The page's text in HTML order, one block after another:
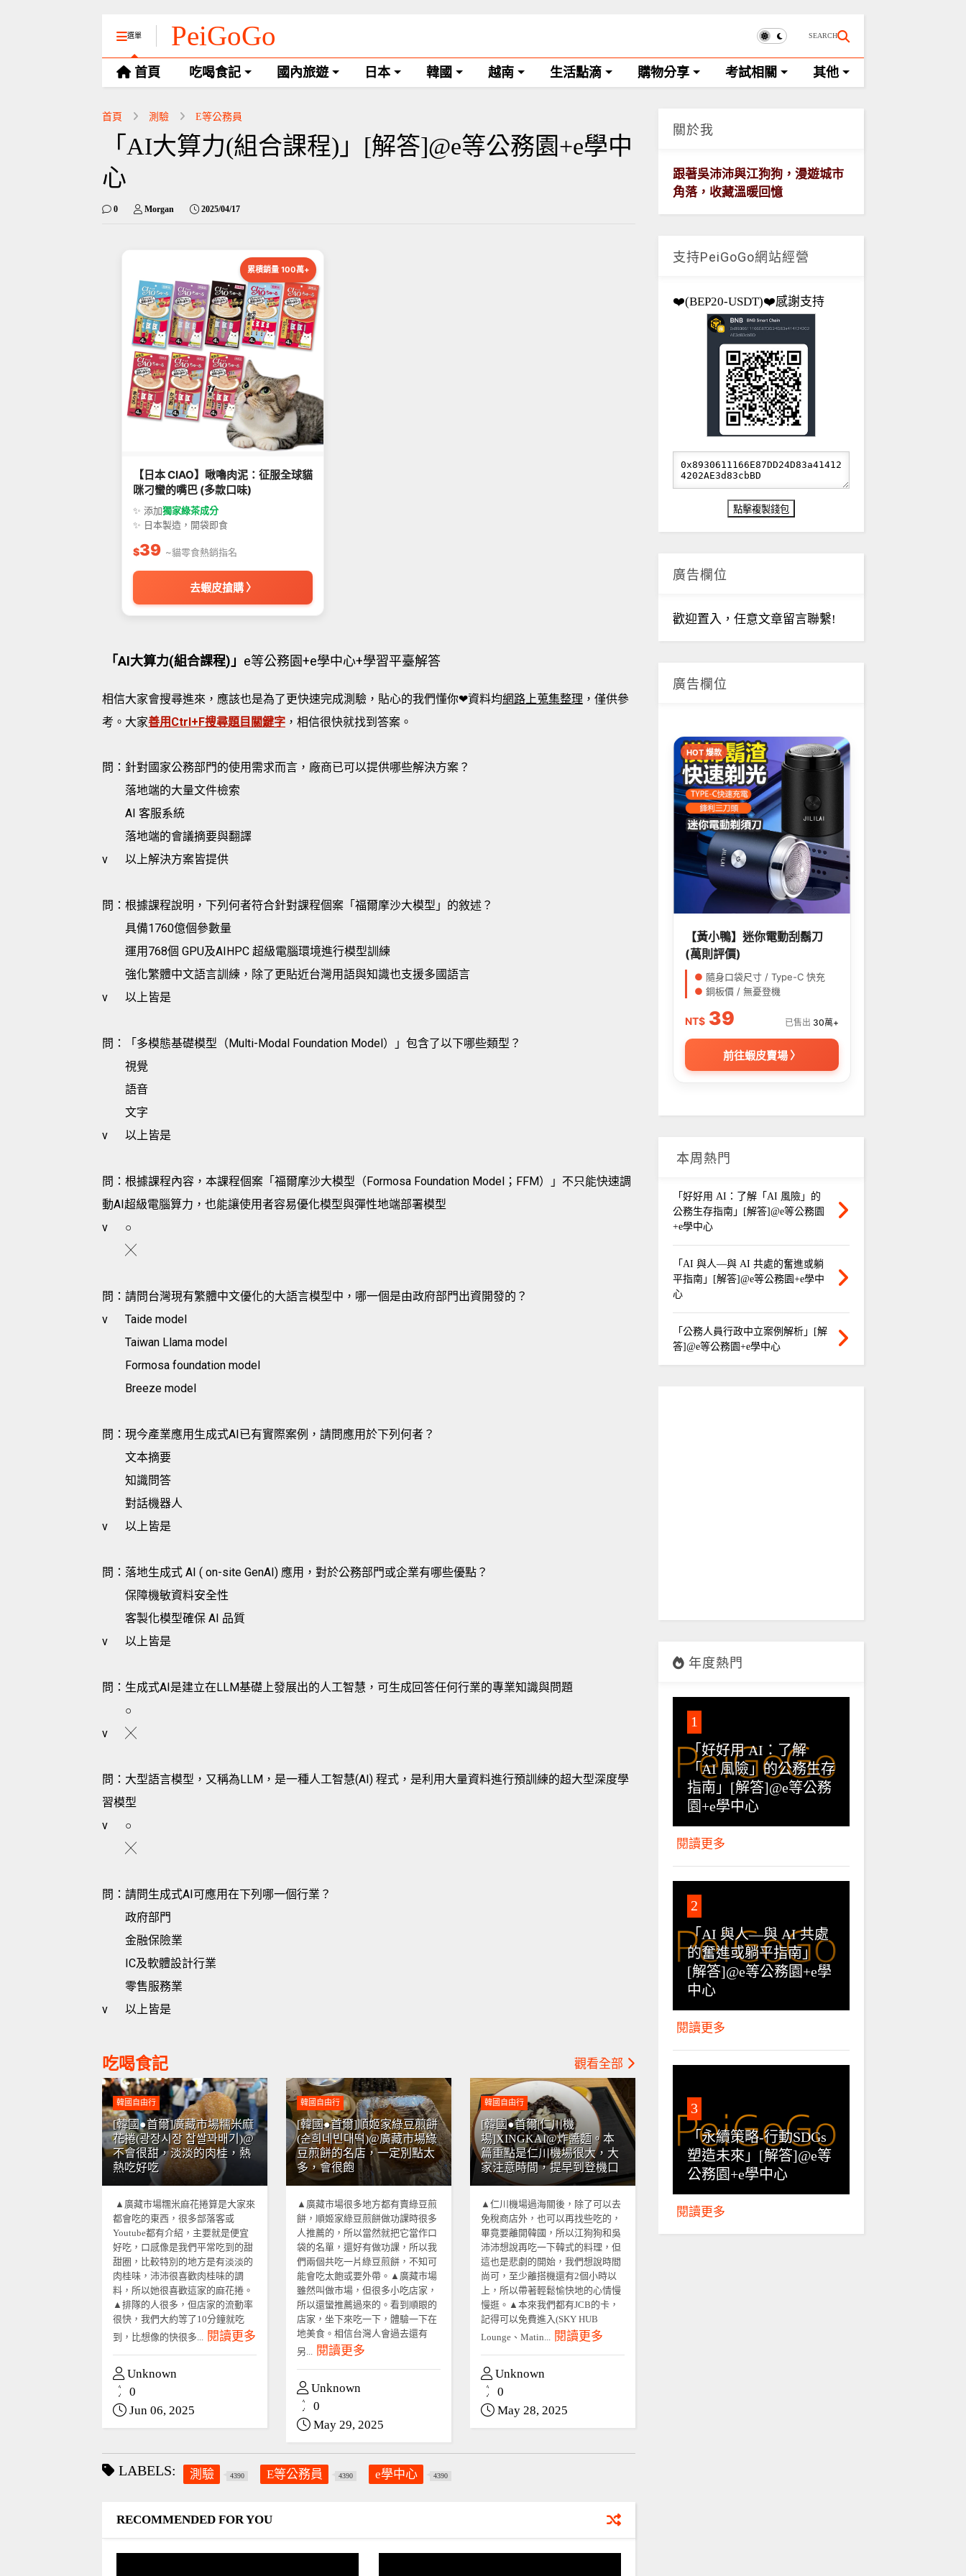
選單 PeiGoGo SEARCH
首頁 吃喝食記 國內旅遊 日本 韓國 越南 生活點滴 購物分享 考試相關 其他
首頁 測驗 E等公務員
「AI大算力(組合課程)」[解答]@e等公務園+e學中
心
0 Morgan 2025/04/17
累積銷量 100萬+
【日本 CIAO】啾嚕肉泥：征服全球貓
咪刁蠻的嘴巴 (多款口味)
✨ 添加獨家綠茶成分
✨ 日本製造，開袋即食
$39 ~貓零食熱銷指名
去蝦皮搶購 〉
「AI大算力(組合課程)」 e等公務園+e學中心+學習平臺解答
相信大家會搜尋進來，應該也是為了更快速完成測驗，貼心的我們懂你❤資料均網路上蒐集整理 ，僅供參
考。大家善用Ctrl+F搜尋題目關鍵字 ，相信很快就找到答案。
問：針對國家公務部門的使用需求而言，廠商已可以提供哪些解決方案？
落地端的大量文件檢索
AI 客服系統
落地端的會議摘要與翻譯
v
以上解決方案皆提供
問：根據課程說明，下列何者符合針對課程個案「福爾摩沙大模型」的敘述？
具備1760億個參數量
運用768個 GPU及AIHPC 超級電腦環境進行模型訓練
強化繁體中文語言訓練，除了更貼近台灣用語與知識也支援多國語言
v
以上皆是
問：「多模態基礎模型（Multi-Modal Foundation Model）」包含了以下哪些類型？
視覺
語音
文字
v
以上皆是
問：根據課程內容，本課程個案「福爾摩沙大模型（Formosa Foundation Model；FFM）」不只能快速調
動AI超級電腦算力，也能讓使用者容易優化模型與彈性地端部署模型
v
○
╳
問：請問台灣現有繁體中文優化的大語言模型中，哪一個是由政府部門出資開發的？
v
Taide model
Taiwan Llama model
Formosa foundation model
Breeze model
問：現今產業應用生成式AI已有實際案例，請問應用於下列何者？
文本摘要
知識問答
對話機器人
v
以上皆是
問：落地生成式 AI ( on-site GenAI) 應用，對於公務部門或企業有哪些優點？
保障機敏資料安全性
客製化模型確保 AI 品質
v
以上皆是
問：生成式AI是建立在LLM基礎上發展出的人工智慧，可生成回答任何行業的專業知識與問題
○
v
╳
問：大型語言模型，又稱為LLM，是一種人工智慧(AI) 程式，是利用大量資料進行預訓練的超大型深度學
習模型
v
○
╳
問：請問生成式AI可應用在下列哪一個行業？
政府部門
金融保險業
IC及軟體設計行業
零售服務業
v
以上皆是
吃喝食記 觀看全部
韓國自由行
[韓國●首爾]廣藏市場糯米麻
花捲(광장시장 찹쌀꽈배기)@
不會很甜，淡淡的肉桂，熱
熱吃好吃
▲廣藏市場糯米麻花捲算是大家來
都會吃的東西，很多部落客或
Youtube都有介紹，主要就是便宜
好吃，口感像是我們平常吃到的甜
甜圈，比較特別的地方是有淡淡的
肉桂味，沛沛很喜歡肉桂味的調
料，所以她很喜歡這家的麻花捲。
▲排隊的人很多，但店家的流動率
很快，我們大約等了10分鐘就吃
到，比想像的快很多...
閱讀更多
Unknown
0
Jun 06, 2025
韓國自由行
[韓國●首爾]順姬家綠豆煎餅
(순희네빈대떡)@廣藏市場綠
豆煎餅的名店，一定別點太
多，會很飽
▲廣藏市場很多地方都有賣綠豆煎
餅，順姬家綠豆煎餅做功課時很多
人推薦的，所以當然就把它當作口
袋的名單，還好有做功課，所以我
們兩個共吃一片綠豆煎餅，不知可
能會吃太飽或要外帶。▲廣藏市場
雖然叫做市場，但很多小吃店家，
所以還蠻推薦過來的。看到順眼的
店家，坐下來吃一下，體驗一下在
地美食。相信台灣人會過去還有
另...
閱讀更多
Unknown
0
May 29, 2025
韓國自由行
[韓國●首爾|仁川機
場]XINGKAI@炸醬麵。本
篇重點是仁川機場很大，大
家注意時間，提早到登機口
▲仁川機場過海關後，除了可以去
免稅商店外，也可以再找些吃的，
畢竟要離開韓國，所以江狗狗和吳
沛沛想說再吃一下韓式的料理，但
這也是悲劇的開始，我們想說時間
尚可，至少離搭機還有2個小時以
上，所以帶著輕鬆愉快地的心情慢
慢逛。▲本來我們都有JCB的卡，
記得可以免費進入(SKY HUB
Lounge、Matin...
閱讀更多
Unknown
0
May 28, 2025
LABELS: 測驗 4390 E等公務員 4390 e學中心 4390
RECOMMENDED FOR YOU
關於我
跟著吳沛沛與江狗狗，漫遊城市
角落，收藏溫暖回憶
支持PeiGoGo網站經營
❤️(BEP20-USDT)❤️感謝支持
廣告欄位
歡迎置入，任意文章留言聯繫!
廣告欄位
HOT 爆款
【黃小鴨】迷你電動刮鬍刀
(萬則評價)
● 隨身口袋尺寸 / Type-C 快充
● 銅板價 / 無憂登機
NT$ 39 已售出 30萬+
前往蝦皮賣場 〉
本周熱門
「好好用 AI：了解「AI 風險」的
公務生存指南」[解答]@e等公務園
+e學中心
「AI 與人—與 AI 共處的奮進或躺
平指南」[解答]@e等公務園+e學中
心
「公務人員行政中立案例解析」[解
答]@e等公務園+e學中心
年度熱門
1
「好好用 AI：了解
「AI 風險」的公務生存
指南」[解答]@e等公務
園+e學中心
閱讀更多
2
「AI 與人—與 AI 共處
的奮進或躺平指南」
[解答]@e等公務園+e學
中心
閱讀更多
3
「永續策略-行動SDGs
塑造未來」[解答]@e等
公務園+e學中心
閱讀更多